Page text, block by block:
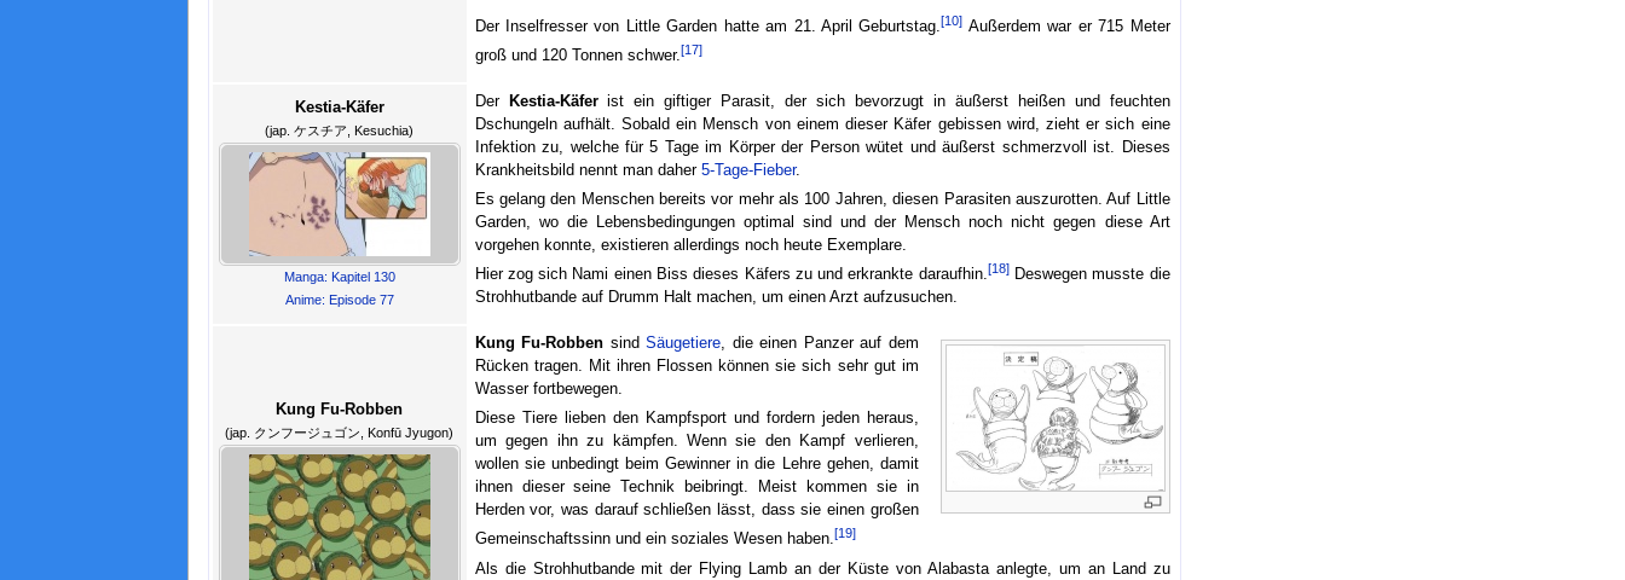
Der Inselfresser von Little Garden hatte am 21. April Geburtstag.[10] Außerdem war er 715 Meter
groß und 120 Tonnen schwer.[17]
Kestia-Käfer
(jap. ケスチア, Kesuchia)
Manga: Kapitel 130
Anime: Episode 77
Der Kestia-Käferist ein giftiger Parasit, der sich bevorzugt in äußerst heißen und feuchten
Dschungeln aufhält. Sobald ein Mensch von einem dieser Käfer gebissen wird, zieht er sich eine
Infektion zu, welche für 5 Tage im Körper der Person wütet und äußerst schmerzvoll ist. Dieses
Krankheitsbild nennt man daher 5-Tage-Fieber.
Es gelang den Menschen bereits vor mehr als 100 Jahren, diesen Parasiten auszurotten. Auf Little
Garden, wo die Lebensbedingungen optimal sind und der Mensch noch nicht gegen diese Art
vorgehen konnte, existieren allerdings noch heute Exemplare.
Hier zog sich Nami einen Biss dieses Käfers zu und erkrankte daraufhin.[18]Deswegen musste die
Strohhutbande auf Drumm Halt machen, um einen Arzt aufzusuchen.
Kung Fu-Robben
(jap. クンフージュゴン, Konfū Jyugon)
Kung Fu-Robben sindSäugetiere , die einen Panzer auf dem
Rücken tragen. Mit ihren Flossen können sie sich sehr gut im
Wasser fortbewegen.
Diese Tiere lieben den Kampfsport und fordern jeden heraus,
um gegen ihn zu kämpfen. Wenn sie den Kampf verlieren,
wollen sie unbedingt beim Gewinner in die Lehre gehen, damit
ihnen dieser seine Technik beibringt. Meist kommen sie in
Herden vor, was darauf schließen lässt, dass sie einen großen
Gemeinschaftssinn und ein soziales Wesen haben.[19]
Als die Strohhutbande mit der Flying Lamb an der Küste von Alabasta anlegte, um an Land zu